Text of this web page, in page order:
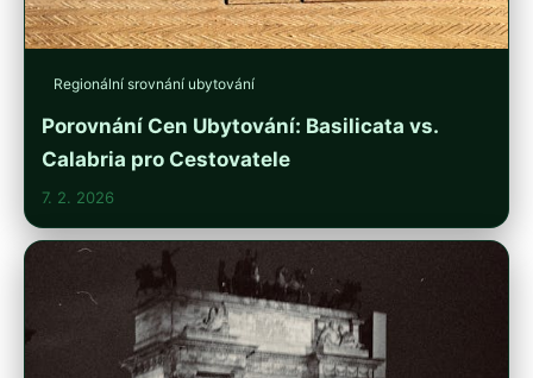
Regionální srovnání ubytování
Porovnání Cen Ubytování: Basilicata vs.
Calabria pro Cestovatele
7. 2. 2026